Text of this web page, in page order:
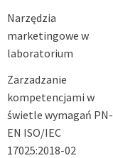
Narzędzia
marketingowe w
laboratorium
Zarzadzanie
kompetencjami w
świetle wymagań PN-
EN ISO/IEC
17025:2018-02